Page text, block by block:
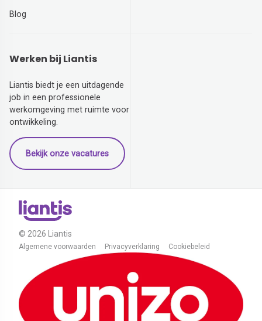
Blog
Werken bij Liantis
Liantis biedt je een uitdagende
job in een professionele
werkomgeving met ruimte voor
ontwikkeling.
Bekijk onze vacatures
© 2026 Liantis
Algemene voorwaarden Privacyverklaring Cookiebeleid